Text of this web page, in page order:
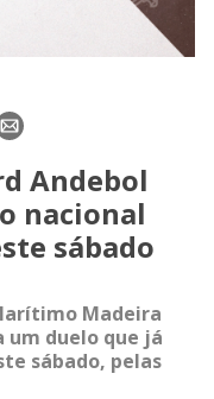
Andebol
nacional
sábado
Madeira
um duelo que já
sábado, pelas